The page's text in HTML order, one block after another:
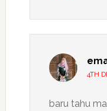
4TH
baru tahu